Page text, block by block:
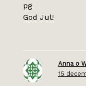
pg
God Jul!
Anna o
15